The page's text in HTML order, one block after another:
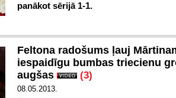
panākot sērijā 1-1.
Feltona radošums ļauj
iespaidīgu bumbas triecienu
augšas
(3)
08.05.2013.